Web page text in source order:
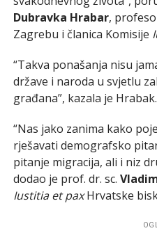
Dubravka Hrabar,
Zagrebu i članica Komisije
“Takva ponašanja nisu
države i naroda u svjetlu
građana”, kazala je Hrabak.
“Nas jako zanima kako
rješavati demografsko
pitanje migracija, ali i niz
dodao je prof. dr. sc.
Iustitia et paxHrvatske